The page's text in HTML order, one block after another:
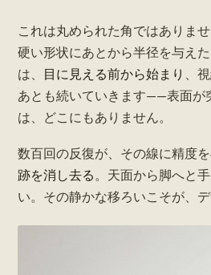
これは丸められた角ではありま
硬い形状にあとから半径を与え
は、 目に見える前から始まり
、
あとも続いていきます——表面が
は、どこにもありません。
数百回の反復が、その線に精度を
跡を消し去る 。天面から脚へと
い。その静かな移ろいこそが、デ